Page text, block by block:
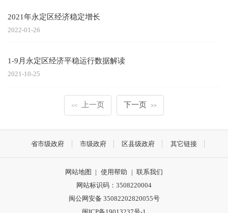
2021年永定区经济稳定增长
2022-01-26
1-9月永定区经济平稳运行数据解读
2021-10-25
<< 上一页 下一页 >>
省市级政府 市级政府 区县级政府 其它链接
网站地图 | 使用帮助 | 联系我们
网站标识码：3508220004
闽公网安备 35082202820055号